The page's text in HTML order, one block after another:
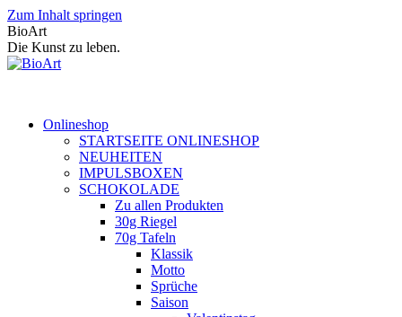
Zum Inhalt springen
BioArt
Die Kunst zu leben.
Onlineshop
STARTSEITE ONLINESHOP
NEUHEITEN
IMPULSBOXEN
SCHOKOLADE
Zu allen Produkten
30g Riegel
70g Tafeln
Klassik
Motto
Sprüche
Saison